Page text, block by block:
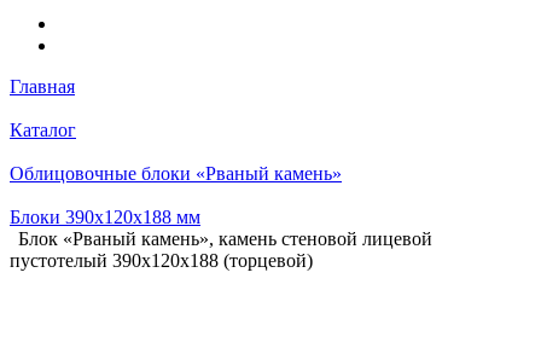
Главная
Каталог
Облицовочные блоки «Рваный камень»
Блоки 390х120х188 мм
Блок «Рваный камень», камень стеновой лицевой
пустотелый 390х120х188 (торцевой)